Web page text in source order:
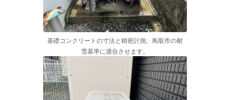
基礎コンクリートの寸法と精密計測。鳥取市の耐
雪基準に適合させます。